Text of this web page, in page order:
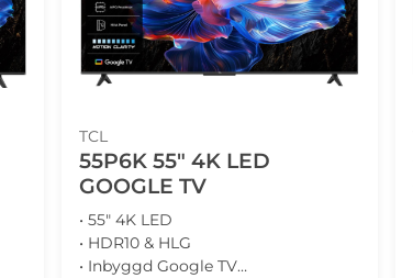
TCL
55P6K 55" 4K LED
GOOGLE TV
• 55" 4K LED
• HDR10 & HLG
• Inbyggd Google TV